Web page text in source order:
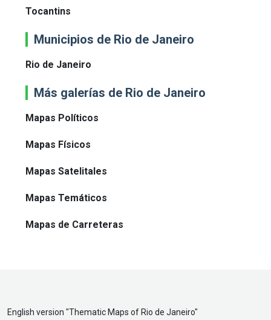
Tocantins
Municipios de Rio de Janeiro
Rio de Janeiro
Más galerías de Rio de Janeiro
Mapas Políticos
Mapas Físicos
Mapas Satelitales
Mapas Temáticos
Mapas de Carreteras
English version "Thematic Maps of Rio de Janeiro"